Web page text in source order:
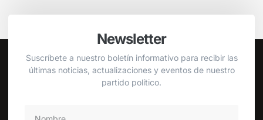
Newsletter
Suscríbete a nuestro boletín informativo para recibir las
últimas noticias, actualizaciones y eventos de nuestro
partido político.